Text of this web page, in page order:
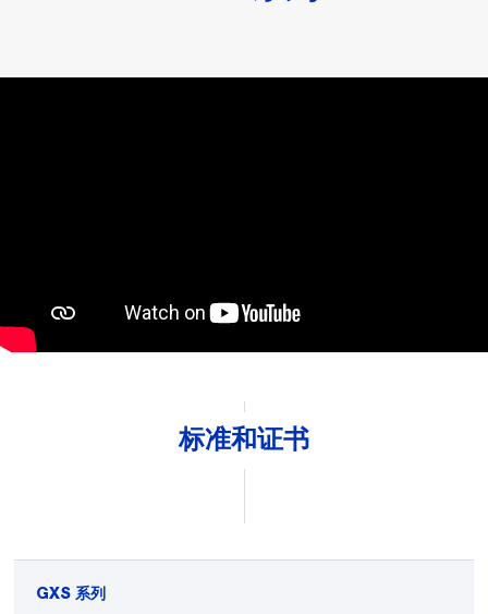
标准和证书
GXS 系列